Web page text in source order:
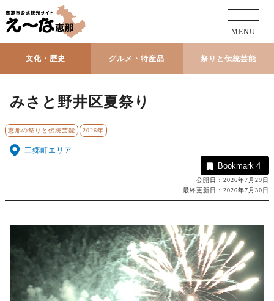
文化・歴史 グルメ・特産品 祭りと伝統芸能
MENU
みさと野井区夏祭り
恵那の祭りと伝統芸能 2026年
三郷町エリア
Bookmark 4
公開日：2026年7月29日
最終更新日：2026年7月30日